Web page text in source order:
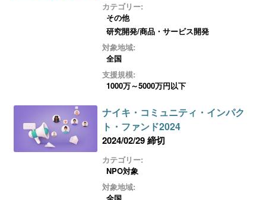
カテゴリー:
その他
研究開発/商品・サービス開発
対象地域:
全国
支援規模:
1000万～5000万円以下
ナイキ・コミュニティ・インパク
ト・ファンド2024
2024/02/29 締切
カテゴリー:
NPO対象
対象地域: